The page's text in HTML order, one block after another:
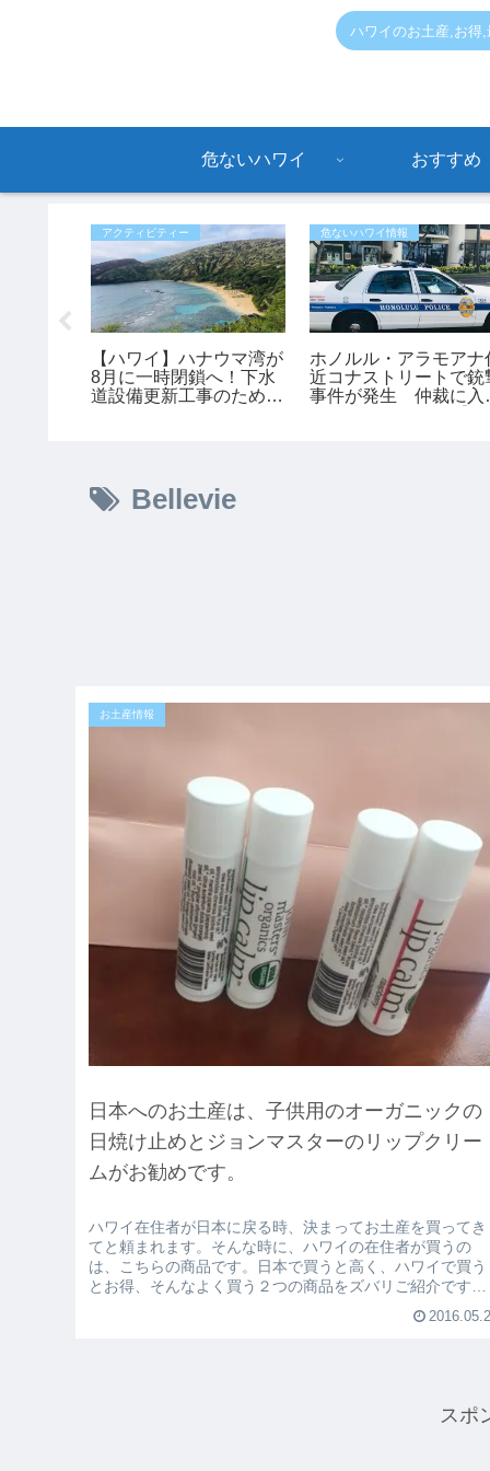
ハワイのお土産,お得
危ないハワイ おすすめ
アクティビティー
【ハワイ】ハナウマ湾が
8月に一時閉鎖へ！下水
道設備更新工事のため9
危ないハワイ情報
ホノルル・アラモアナ
近コナストリートで銃
事件が発生 仲裁に入
Bellevie
お土産情報
日本へのお土産は、子供用のオーガニックの
日焼け止めとジョンマスターのリップクリー
ムがお勧めです。
ハワイ在住者が日本に戻る時、決まってお土産を買ってき
てと頼まれます。そんな時に、ハワイの在住者が買うの
は、こちらの商品です。日本で買うと高く、ハワイで買う
とお得、そんなよく買う２つの商品をズバリご紹介です。
スポ